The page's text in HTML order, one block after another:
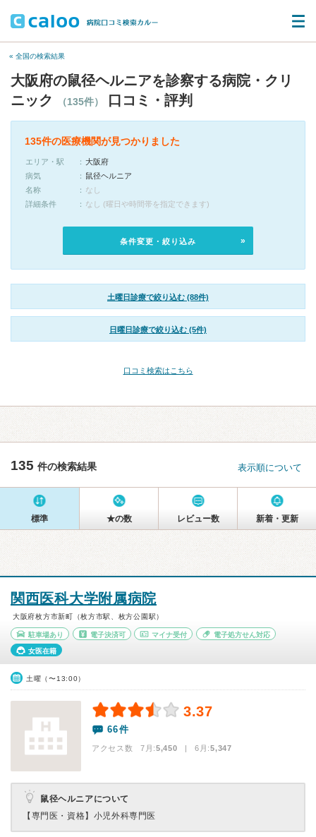
« 全国の検索結果
大阪府の鼠径ヘルニアを診察する病院・クリ
ニック
（135件） 口コミ・評判
135件の医療機関が見つかりました
エリア・駅
大阪府
病気
鼠径ヘルニア
名称
なし
詳細条件
なし (曜日や時間帯を指定できます)
条件変更・絞り込み
土曜日診療で絞り込む (88件)
日曜日診療で絞り込む (5件)
口コミ検索はこちら
135 件の検索結果 表示順について
標準 ★の数 レビュー数 新着・更新
関西医科大学附属病院
大阪府枚方市新町（枚方市駅、枚方公園駅）
駐車場あり 電子決済可 マイナ受付 電子処方せん対応
女医在籍
土曜（〜13:00）
3.37
66件
アクセス数 7月:5,450 | 6月:5,347
鼠径ヘルニアについて
【専門医・資格】 小児外科専門医